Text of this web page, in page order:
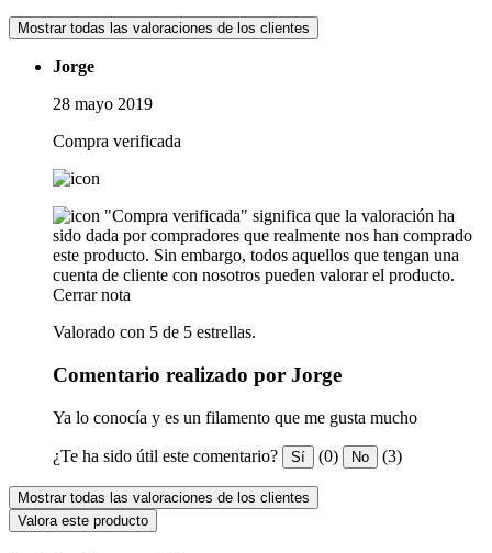
Mostrar todas las valoraciones de los clientes
Jorge
28 mayo 2019
Compra verificada
"Compra verificada" significa que la valoración ha
sido dada por compradores que realmente nos han comprado
este producto. Sin embargo, todos aquellos que tengan una
cuenta de cliente con nosotros pueden valorar el producto.
Cerrar nota
Valorado con 5 de 5 estrellas.
Comentario realizado por Jorge
Ya lo conocía y es un filamento que me gusta mucho
¿Te ha sido útil este comentario? Sí (0) No (3)
Mostrar todas las valoraciones de los clientes
Valora este producto